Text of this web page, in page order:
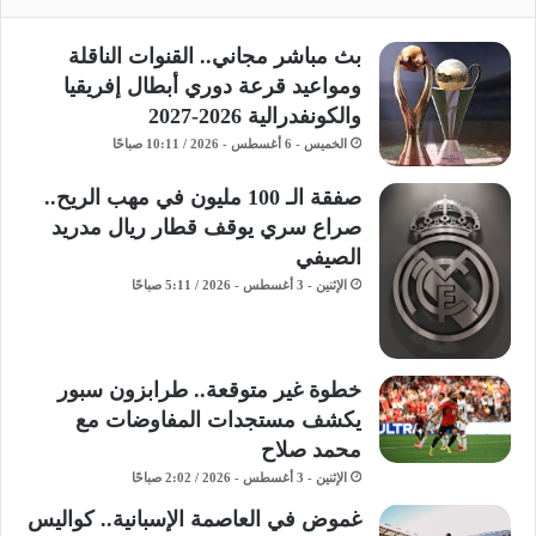
بث مباشر مجاني.. القنوات الناقلة
ومواعيد قرعة دوري أبطال إفريقيا
والكونفدرالية 2026-2027
الخميس - 6 أغسطس - 2026 / 10:11 صباحًا
صفقة الـ 100 مليون في مهب الريح..
صراع سري يوقف قطار ريال مدريد
الصيفي
الإثنين - 3 أغسطس - 2026 / 5:11 صباحًا
خطوة غير متوقعة.. طرابزون سبور
يكشف مستجدات المفاوضات مع
محمد صلاح
الإثنين - 3 أغسطس - 2026 / 2:02 صباحًا
غموض في العاصمة الإسبانية.. كواليس